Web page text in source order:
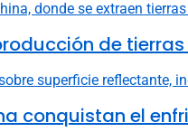
de
conquistan el